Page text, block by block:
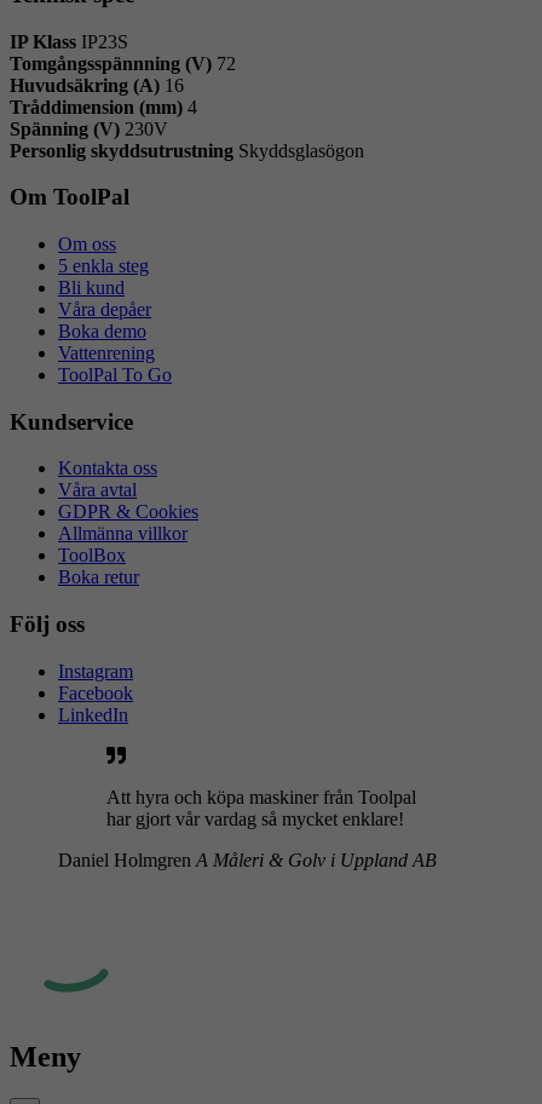
IP Klass IP23S
Tomgångsspännning (V) 72
Huvudsäkring (A) 16
Tråddimension (mm) 4
Spänning (V) 230V
Personlig skyddsutrustning Skyddsglasögon
Om ToolPal
Om oss
5 enkla steg
Bli kund
Våra depåer
Boka demo
Vattenrening
ToolPal To Go
Kundservice
Kontakta oss
Våra avtal
GDPR & Cookies
Allmänna villkor
ToolBox
Boka retur
Följ oss
Instagram
Facebook
LinkedIn
Att hyra och köpa maskiner från Toolpal
har gjort vår vardag så mycket enklare!
Daniel Holmgren A Måleri & Golv i Uppland AB
Meny